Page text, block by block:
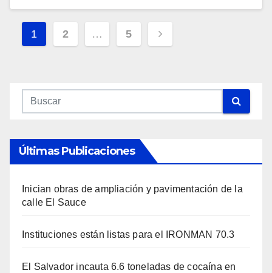
Navegación
De
1 2 … 5
Últimas Publicaciones
Inician obras de ampliación y pavimentación de la
calle El Sauce
Instituciones están listas para el IRONMAN 70.3
El Salvador incauta 6.6 toneladas de cocaína en